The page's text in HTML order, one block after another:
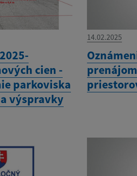
cien -
parkoviska
výspravky
14.02.2025